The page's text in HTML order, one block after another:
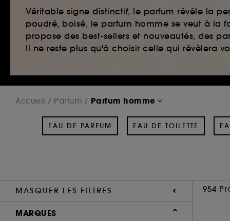
Véritable signe distinctif, le parfum révèle la
poudré, boisé, le parfum homme se veut à la
propose des best-sellers et nouveautés, des
Il ne reste plus qu'à choisir celle qui révèlera
Accueil Parfum Parfum homme
EAU DE PARFUM EAU DE TOILETTE
MASQUER LES FILTRES 954
MARQUES